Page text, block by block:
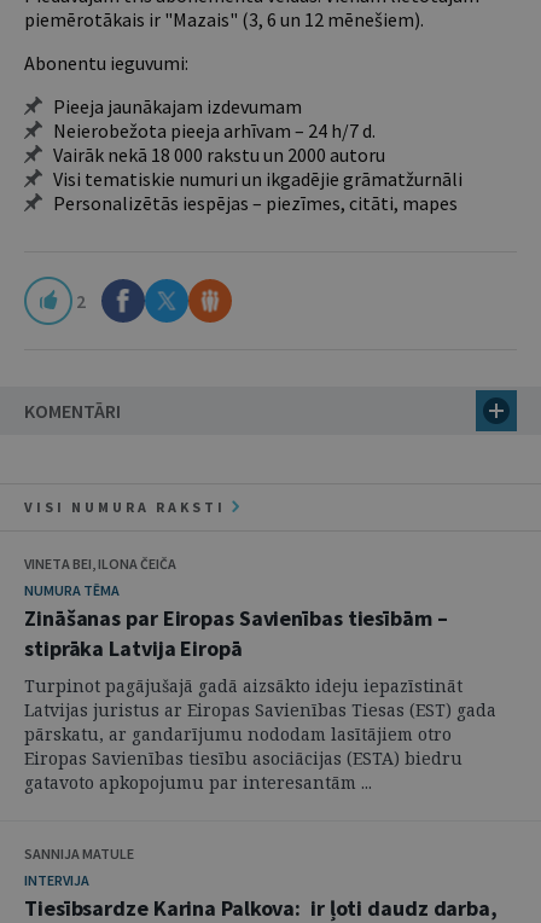
piemērotākais ir "Mazais" (3, 6 un 12 mēnešiem).
Abonentu ieguvumi:
Pieeja jaunākajam izdevumam
Neierobežota pieeja arhīvam – 24 h/7 d.
Vairāk nekā 18 000 rakstu un 2000 autoru
Visi tematiskie numuri un ikgadējie grāmatžurnāli
Personalizētās iespējas – piezīmes, citāti, mapes
2
KOMENTĀRI
VISI NUMURA RAKSTI
VINETA BEI, ILONA ČEIČA
NUMURA TĒMA
Zināšanas par Eiropas Savienības tiesībām –
stiprāka Latvija Eiropā
Turpinot pagājušajā gadā aizsākto ideju iepazīstināt
Latvijas juristus ar Eiropas Savienības Tiesas (EST) gada
pārskatu, ar gandarījumu nododam lasītājiem otro
Eiropas Savienības tiesību asociācijas (ESTA) biedru
gatavoto apkopojumu par interesantām ...
SANNIJA MATULE
INTERVIJA
Tiesībsardze Karina Palkova: ir ļoti daudz darba,